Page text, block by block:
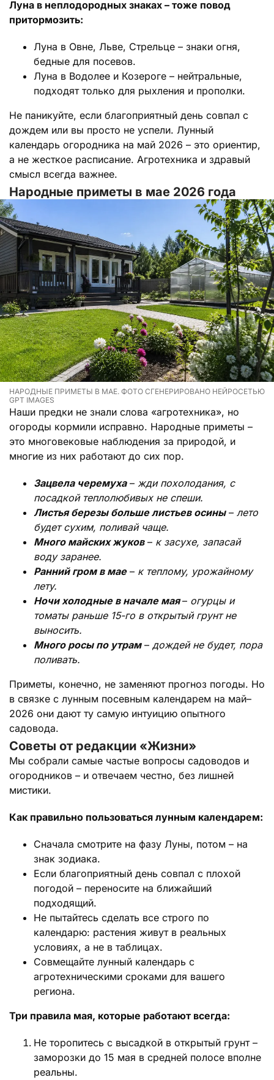
Луна в неплодородных знаках – тоже повод
притормозить:
Луна в Овне, Льве, Стрельце – знаки огня,
бедные для посевов.
Луна в Водолее и Козероге – нейтральные,
подходят только для рыхления и прополки.
Не паникуйте, если благоприятный день совпал с
дождем или вы просто не успели. Лунный
календарь огородника на май 2026 – это ориентир,
а не жесткое расписание. Агротехника и здравый
смысл всегда важнее.
Народные приметы в мае 2026 года
НАРОДНЫЕ ПРИМЕТЫ В МАЕ. ФОТО СГЕНЕРИРОВАНО НЕЙРОСЕТЬЮ
GPT IMAGES
Наши предки не знали слова «агротехника», но
огороды кормили исправно. Народные приметы –
это многовековые наблюдения за природой, и
многие из них работают до сих пор.
Зацвела черемуха – жди похолодания, с
посадкой теплолюбивых не спеши.
Листья березы больше листьев осины – лето
будет сухим, поливай чаще.
Много майских жуков – к засухе, запасай
воду заранее.
Ранний гром в мае – к теплому, урожайному
лету.
Ночи холодные в начале мая– огурцы и
томаты раньше 15-го в открытый грунт не
выносить.
Много росы по утрам – дождей не будет, пора
поливать.
Приметы, конечно, не заменяют прогноз погоды. Но
в связке с лунным посевным календарем на май–
2026 они дают ту самую интуицию опытного
садовода.
Советы от редакции «Жизни»
Мы собрали самые частые вопросы садоводов и
огородников – и отвечаем честно, без лишней
мистики.
Как правильно пользоваться лунным календарем:
Сначала смотрите на фазу Луны, потом – на
знак зодиака.
Если благоприятный день совпал с плохой
погодой – переносите на ближайший
подходящий.
Не пытайтесь сделать все строго по
календарю: растения живут в реальных
условиях, а не в таблицах.
Совмещайте лунный календарь с
агротехническими сроками для вашего
региона.
Три правила мая, которые работают всегда:
Не торопитесь с высадкой в открытый грунт –
заморозки до 15 мая в средней полосе вполне
реальны.